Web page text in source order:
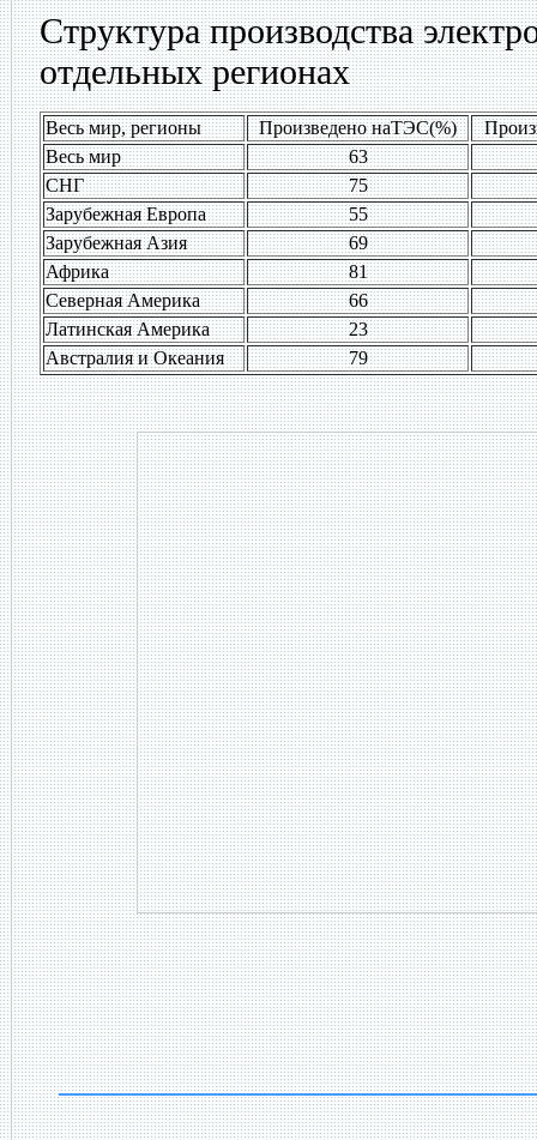
Структура производства
отдельных регионах
Весь мир, регионы Произведено наТЭС(%)
Весь мир
63
СНГ
75
Зарубежная Европа
55
Зарубежная Азия
69
Африка
81
Северная Америка
66
Латинская Америка
23
Австралия и Океания
79